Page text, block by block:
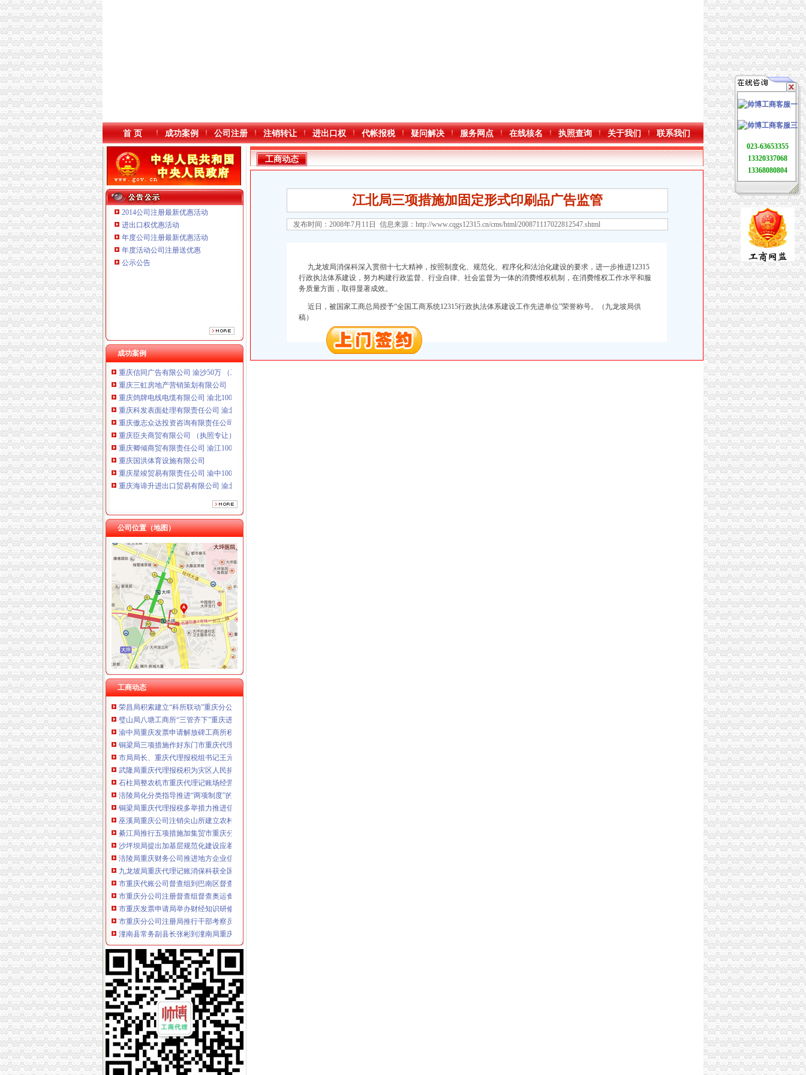
本站导航
首 页 成功案例 公司注册 注销转让 进出口权 代帐报税 疑问解决 服务网点 在线核名 执照查询 关于我们 联系我们
2014公司注册最新优惠活动
进出口权优惠活动
年度公司注册最新优惠活动
年度活动公司注册送优惠
公示公告
成功案例
重庆鸽牌电线电缆有限公司 渝北10010万 (进出口权)
重庆科发表面处理有限责任公司 渝北800万 （进出口权）
重庆傲志众达投资咨询有限责任公司 渝九1000万 （增资）
重庆海谛升进出口贸易有限公司 渝北100万 （进出口权）
重庆奕欣锦诚商贸有限公司 渝九50万 （工商注册）
重庆信同广告有限公司 渝沙50万 （工商注册）
重庆三虹房地产营销策划有限公司
重庆鸽牌电线电缆有限公司 渝北10010万 (进出口权)
重庆科发表面处理有限责任公司 渝北800万 （进出口权）
重庆傲志众达投资咨询有限责任公司 渝九1000万 （增资）
重庆臣夫商贸有限公司 （执照专让）
重庆卿倾商贸有限责任公司 渝江100万 （工商注册）
重庆国洪体育设施有限公司
重庆星竣贸易有限责任公司 渝中100万 （进出口权）
重庆海谛升进出口贸易有限公司 渝北100万 （进出口权）
重庆奕欣锦诚商贸有限公司 渝九50万 （工商注册）
重庆信同广告有限公司 渝沙50万 （工商注册）
公司位置（地图）
工商动态
工商动态
开县局重庆财务公司四项标准贯彻落实节油节电节能工作要求
城口局全面启动“四大一重点”重庆代理记账工作
巫溪局重庆公司注销从三方面提高数据质量
铜梁局重庆公司注销四个方面抓好奥运期间安全稳定工作
南川局重庆公司注销六项措施化商业贿赂理工作
南局重庆代理报税办结三起股权出质登记为企业融资1416万元
市重庆分公司注册局认真部署奥运火炬递赞助商广告宣及市场工作
荣昌局重庆公司注销四举措建立与监管对象联系服务机制
荣昌局积索建立“科所联动”重庆分公司注册机制
璧山局八塘工商所“三管齐下”重庆进出口权对市场秩序实施有效监管
渝中局重庆发票申请解放碑工商所积造工商巡逻车流动岗哨
铜梁局三项措施作好东门市重庆代理记账场震救灾工作
市局局长、重庆代理报税组书记王元楷率队到北碚局东所了解灾
武隆局重庆代理报税积为灾区人民捐款捐物
石柱局整农机市重庆代理记账场经营秩序取得实效
涪陵局化分类指导推进“两项制度”的重庆代理记账完善
铜梁局重庆代理报税多举措力推进信用信息建设
巫溪局重庆公司注销尖山所建立农村商品质量安全宣长效机制
綦江局推行五项措施加集贸市重庆分公司注册场监管
沙坪坝局提出加基层规范化建设应着力从树立“四种意识”重庆发票申请上下功夫
涪陵局重庆财务公司推进地方企业信用体系建设取得突破进展
九龙坡局重庆代理记账消保科获全国工商系统12315行政执法体系建设工作先进单位称号
市重庆代账公司督查组到巴南区督查迎奥运食品品安全整工作
市重庆分公司注册督查组督查奥运食品品安全保障工作
市重庆发票申请局举办财经知识研修班着力提升执法办案人员能力水平
市重庆分公司注册局推行干部考察员资格认证制度 干部考察工作须持证上岗宣誓承诺
潼南县常务副县长张彬到潼南局重庆代账公司检查指导工作
大足局五举措贯彻落实市重庆进出口权局财务审计工作会议精
酉局加部门联动有效清除“文化垃圾”重庆代理报税
永川区分局“一制三关五重点”重庆进出口权扎实开展奥运期间安全生产工作
北碚局重庆进出口权三措力保奥运期间食品安全
黔江局重庆进出口权积备战渝东南片区文艺调演预赛
云局抓“三多”重庆代理记账支持企业争创重庆市著名商标
高新区局创新服务方式推出“工商服务引导台”重庆公司注销
合川局重庆财务公司七项举措化食品安全监管成效显著
南岸局长生桥所被总局授予“红盾护农”重庆财务公司先进单位称号
市重庆发票申请局谭世贤副巡视员督查大渡口区奥运期间食品安全工作
大足局重庆代理报税采取九大措施确保奥运期间食品安全
梁平局“123”重庆财务公司举措构建大外宣工作格局
工商动态
江北局三项措施加固定形式印刷品广告监管
发布时间：2008年7月11日 信息来源： http://www.cqgs12315.cn/cms/html/200871117022812547.shtml
九龙坡局消保科深入贯彻十七大精神，按照制度化、规范化、程序化和法治化建设的要求，进一步推进12315
行政执法体系建设，努力构建行政监督、行业自律、社会监督为一体的消费维权机制，在消费维权工作水平和服
务质量方面，取得显著成效。
近日，被国家工商总局授予“全国工商系统12315行政执法体系建设工作先进单位”荣誉称号。（九龙坡局供
稿）
023-63653355
13320337068
13368080804